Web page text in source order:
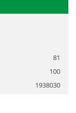
81
100
1938030